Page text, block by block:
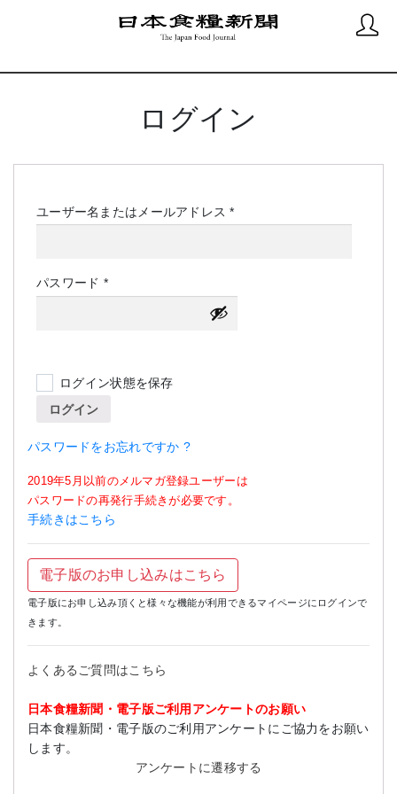
ログイン
ユーザー名またはメールアドレス*必
パスワード *必
須
ログイン状態を保存
ログイン
パスワードをお忘れですか ?
2019年5月以前のメルマガ登録ユーザーは
パスワードの再発行手続きが必要です。
手続きはこちら
電子版のお申し込みはこちら
電子版にお申し込み頂くと様々な機能が利用できるマイページにログインで
きます。
よくあるご質問はこちら
日本食糧新聞・電子版ご利用アンケートのお願い
日本食糧新聞・電子版のご利用アンケートにご協力をお願い
します。
アンケートに遷移する